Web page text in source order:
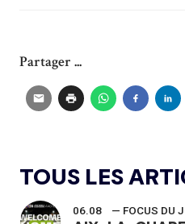
Partager ...
TOUS LES
06.08 — FOCUS DU